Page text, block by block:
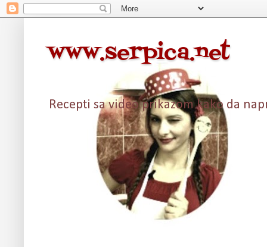
www.serpica.net
Recepti sa video prikazom kako da